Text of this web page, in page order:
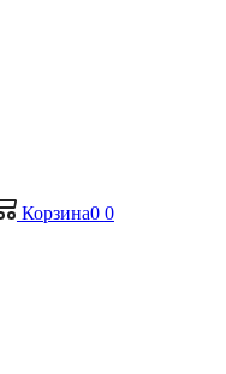
Корзина0 0